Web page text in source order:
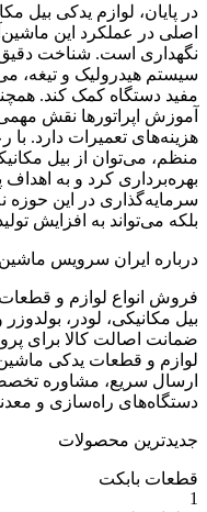
یدکی بیل مکانیکی
این ماشین‌آلات،
شناخت دقیق اجزای
و تیغه، می‌تواند به
کمک کند. همچنین،
نقش مهمی در
دارد. با رعایت
از بیل مکانیکی
کرد و به اهداف
در این حوزه نه‌تنها به
به افزایش تولید و
سرویس ماشین
لوازم و قطعات
لودر، بولدوزر و
کالا برای پروژه‌های
یدکی ماشین‌آلات
مشاوره تخصصی و
راه‌سازی و معدنی.
محصولات